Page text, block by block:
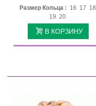
Размер Кольца : 16 17 18
19 20
В КОРЗИНУ